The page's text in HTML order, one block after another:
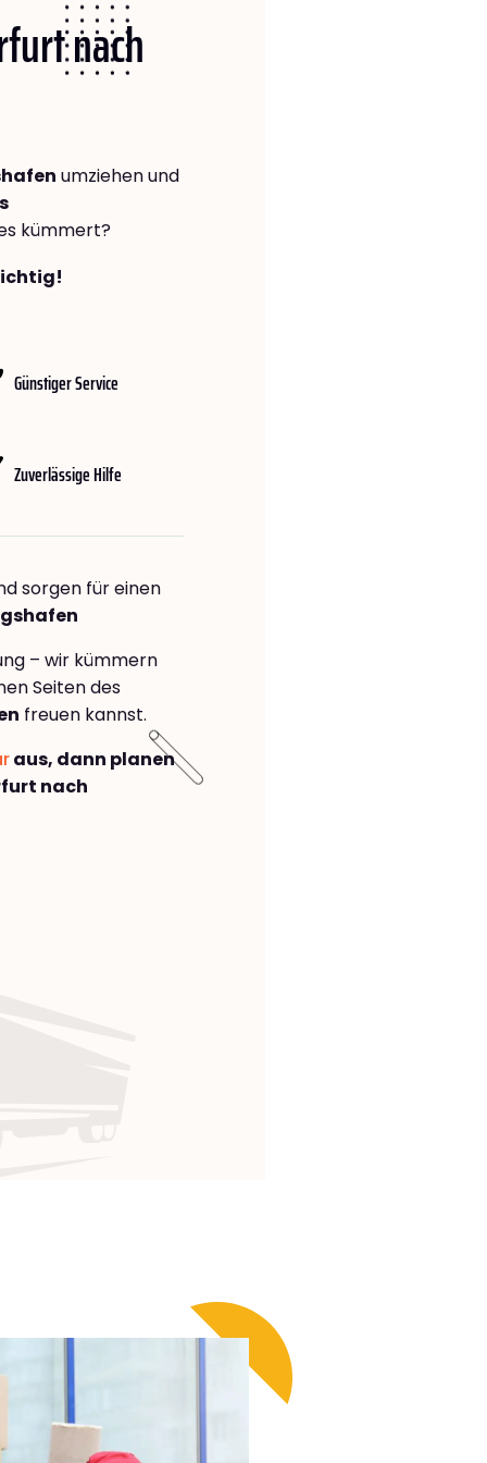
nach
umziehen und
kümmert?
Günstiger Service
Zuverlässige Hilfe
sorgen für einen
– wir kümmern
Seiten des
freuen kannst.
aus, dann planen
nach